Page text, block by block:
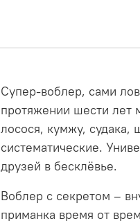
Супер-воблер, сами
протяжении шести лет
лосося, кумжу, судака,
систематические.
друзей в бесклёвье.
Воблер с секретом –
приманка время от